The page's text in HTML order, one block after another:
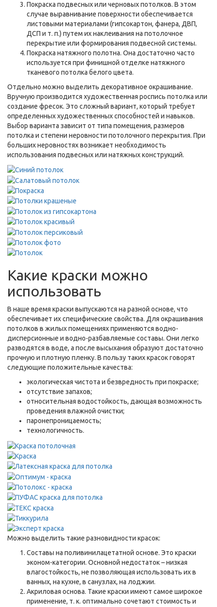
Покраска подвесных или черновых потолков. В этом
случае выравнивание поверхности обеспечивается
листовыми материалами (гипсокартон, фанера, ДВП,
ДСП и т. п.) путем их наклеивания на потолочное
перекрытие или формирования подвесной системы.
Покраска натяжного полотна. Она достаточно часто
используется при финишной отделке натяжного
тканевого потолка белого цвета.
Отдельно можно выделить декоративное окрашивание.
Вручную производится художественная роспись потолка или
создание фресок. Это сложный вариант, который требует
определенных художественных способностей и навыков.
Выбор варианта зависит от типа помещения, размеров
потолка и степени неровности потолочного перекрытия. При
больших неровностях возникает необходимость
использования подвесных или натяжных конструкций.
Какие краски можно
использовать
В наше время краски выпускаются на разной основе, что
обеспечивает их специфические свойства. Для окрашивания
потолков в жилых помещениях применяются водно-
дисперсионные и водно-разбавляемые составы. Они легко
разводятся в воде, а после высыхания образуют достаточно
прочную и плотную пленку. В пользу таких красок говорят
следующие положительные качества:
экологическая чистота и безвредность при покраске;
отсутствие запахов;
относительная водостойкость, дающая возможность
проведения влажной очистки;
паронепроницаемость;
технологичность.
Можно выделить такие разновидности красок:
Составы на поливинилацетатной основе. Это краски
эконом-категории. Основной недостаток – низкая
влагостойкость, не позволяющая использовать их в
ванных, на кухне, в санузлах, на лоджии.
Акриловая основа. Такие краски имеют самое широкое
применение, т. к. оптимально сочетают стоимость и